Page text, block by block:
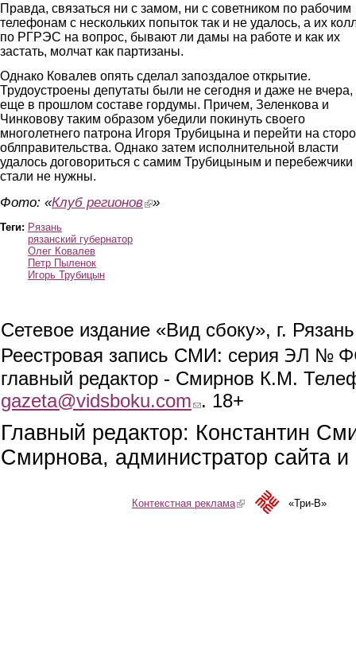
Правда, связаться ни с замом, ни с советником по рабочим
телефонам с нескольких попыток так и не удалось, а их
по РГРЭС на вопрос, бывают ли дамы на работе и как их
застать, молчат как партизаны.
Однако Ковалев опять сделал запоздалое открытие.
Трудоустроены депутаты были не сегодня и даже не вчера,
еще в прошлом составе гордумы. Причем, Зеленкова и
Чинковову таким образом убедили покинуть своего
многолетнего патрона Игоря Трубицына и перейти на
облправительства. Однако затем исполнительной власти
удалось договориться с самим Трубицыным и перебежчики
стали не нужны.
Фото: «Клуб регионов(link is external)
»
Теги: Рязань
рязанский губернатор
Олег Ковалев
Петр Пыленок
Игорь Трубицын
Сетевое издание «Вид сбоку», г.
Реестровая запись СМИ: серия ЭЛ №
главный редактор - Смирнов К.М.
gazeta@vidsboku.com (link sends e-mail)
. 18+
Главный редактор: Константин
Смирнова, администратор сайта
Контекстная реклама(link is external)«Три-В»